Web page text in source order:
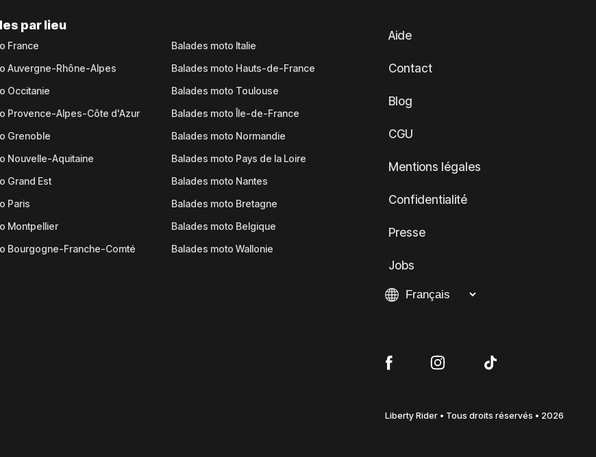
par lieu
France
Auvergne-Rhône-Alpes
Occitanie
Provence-Alpes-Côte d'Azur
Grenoble
Nouvelle-Aquitaine
Grand Est
Paris
Montpellier
Bourgogne-Franche-Comté
Balades moto Italie
Balades moto Hauts-de-France
Balades moto Toulouse
Balades moto Île-de-France
Balades moto Normandie
Balades moto Pays de la Loire
Balades moto Nantes
Balades moto Bretagne
Balades moto Belgique
Balades moto Wallonie
Aide
Contact
Blog
CGU
Mentions légales
Confidentialité
Presse
Jobs
Liberty Rider • Tous droits réservés • 2026